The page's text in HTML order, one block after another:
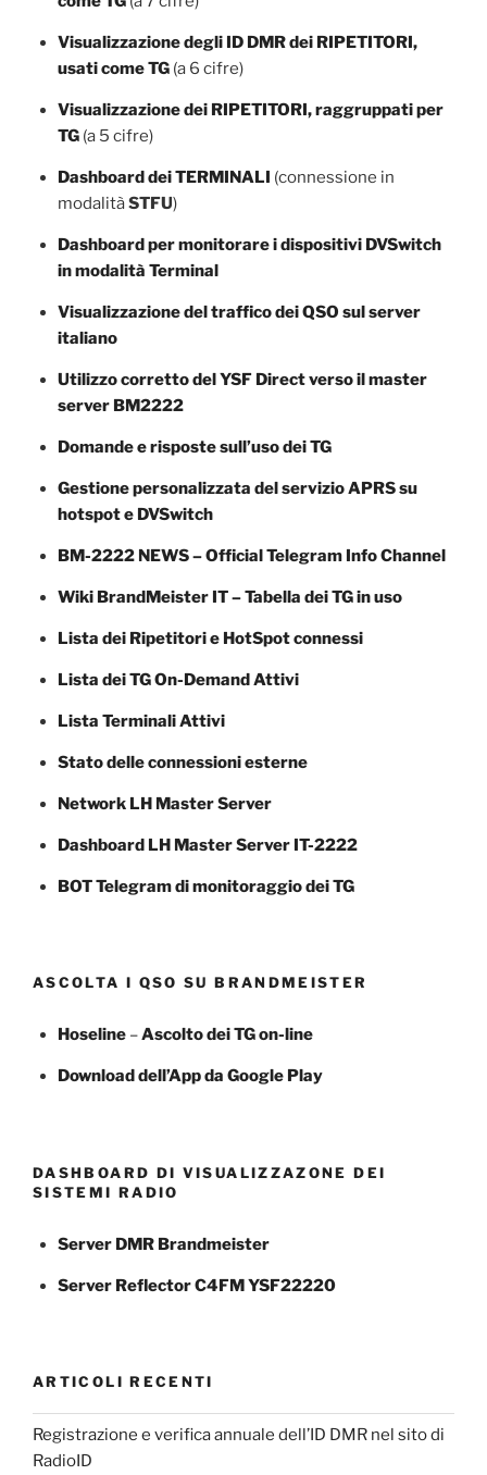
Visualizzazione degli ID DMR dei RIPETITORI,
usati come TG(a 6 cifre)
Visualizzazione dei RIPETITORI, raggruppati per
TG(a 5 cifre)
Dashboard dei TERMINALI (connessione in
modalitàSTFU)
Dashboard per monitorare i dispositivi DVSwitch
in modalità Terminal
Visualizzazione del traffico dei QSO sul server
italiano
Utilizzo corretto del YSF Direct verso il master
server BM2222
Domande e risposte sull’uso dei TG
Gestione personalizzata del servizio APRS su
hotspot e DVSwitch
BM-2222 NEWS – Official Telegram Info Channel
Wiki BrandMeister IT – Tabella dei TG in uso
Lista dei Ripetitori e HotSpot connessi
Lista dei TG On-Demand Attivi
Lista Terminali Attivi
Stato delle connessioni esterne
Network LH Master Server
Dashboard LH Master Server IT-2222
BOT Telegram di monitoraggio dei TG
ASCOLTA I QSO SU BRANDMEISTER
Hoseline–Ascolto dei TGon-line
Download dell’App da Google Play
DASHBOARD DI VISUALIZZAZONE DEI
SISTEMI RADIO
Server DMR Brandmeister
Server Reflector C4FM YSF22220
ARTICOLI RECENTI
Registrazione e verifica annuale dell’ID DMR nel sito di
RadioID